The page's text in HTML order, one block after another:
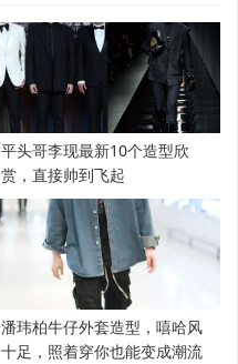
平头哥李现最新10个造型欣
赏，直接帅到飞起
潘玮柏牛仔外套造型，嘻哈风
十足，照着穿你也能变成潮流